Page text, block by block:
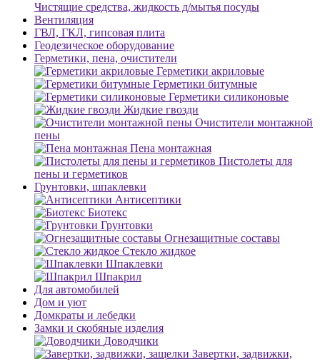
Чистящие средства, жидкость д/мытья посуды
Вентиляция
ГВЛ, ГКЛ, гипсовая плита
Геодезическое оборудование
Герметики, пена, очистители
Герметики акриловые
Герметики битумные
Герметики силиконовые
Жидкие гвозди
Очистители монтажной
пены
Пена монтажная
Пистолеты для
пены и герметиков
Грунтовки, шпаклевки
Антисептики
Биотекс
Грунтовки
Огнезащитные составы
Стекло жидкое
Шпаклевки
Шпакрил
Для автомобилей
Дом и уют
Домкраты и лебедки
Замки и скобяные изделия
Доводчики
Завертки, задвижки,